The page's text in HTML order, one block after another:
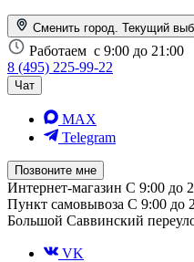
Сменить город. Текущий
Работаем с 9:00 до 21:00
8 (495) 225-99-22
Чат
MAX
Telegram
Позвоните мне
Интернет-магазин С 9:00 до
Пункт самовывоза С 9:00 до
Большой Саввинский
VK